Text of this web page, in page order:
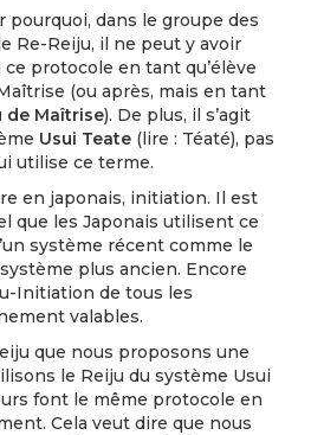
pourquoi, dans le groupe des
Re-Reiju, il ne peut y avoir
protocole en tant qu’élève
(ou après, mais en tant
de Maîtrise). De plus, il s’agit
Usui Teate (lire : Téaté), pas
utilise ce terme.
en japonais, initiation. Il est
que les Japonais utilisent ce
système récent comme le
plus ancien. Encore
Initiation de tous les
valables.
que nous proposons une
le Reiju du système Usui
font le même protocole en
Cela veut dire que nous